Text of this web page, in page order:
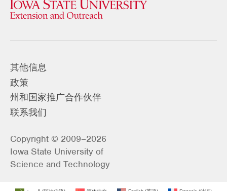
其他信息
政策
州和国家推广合作伙伴
联系我们
Copyright © 2009–2026
Iowa State University of
Science and Technology